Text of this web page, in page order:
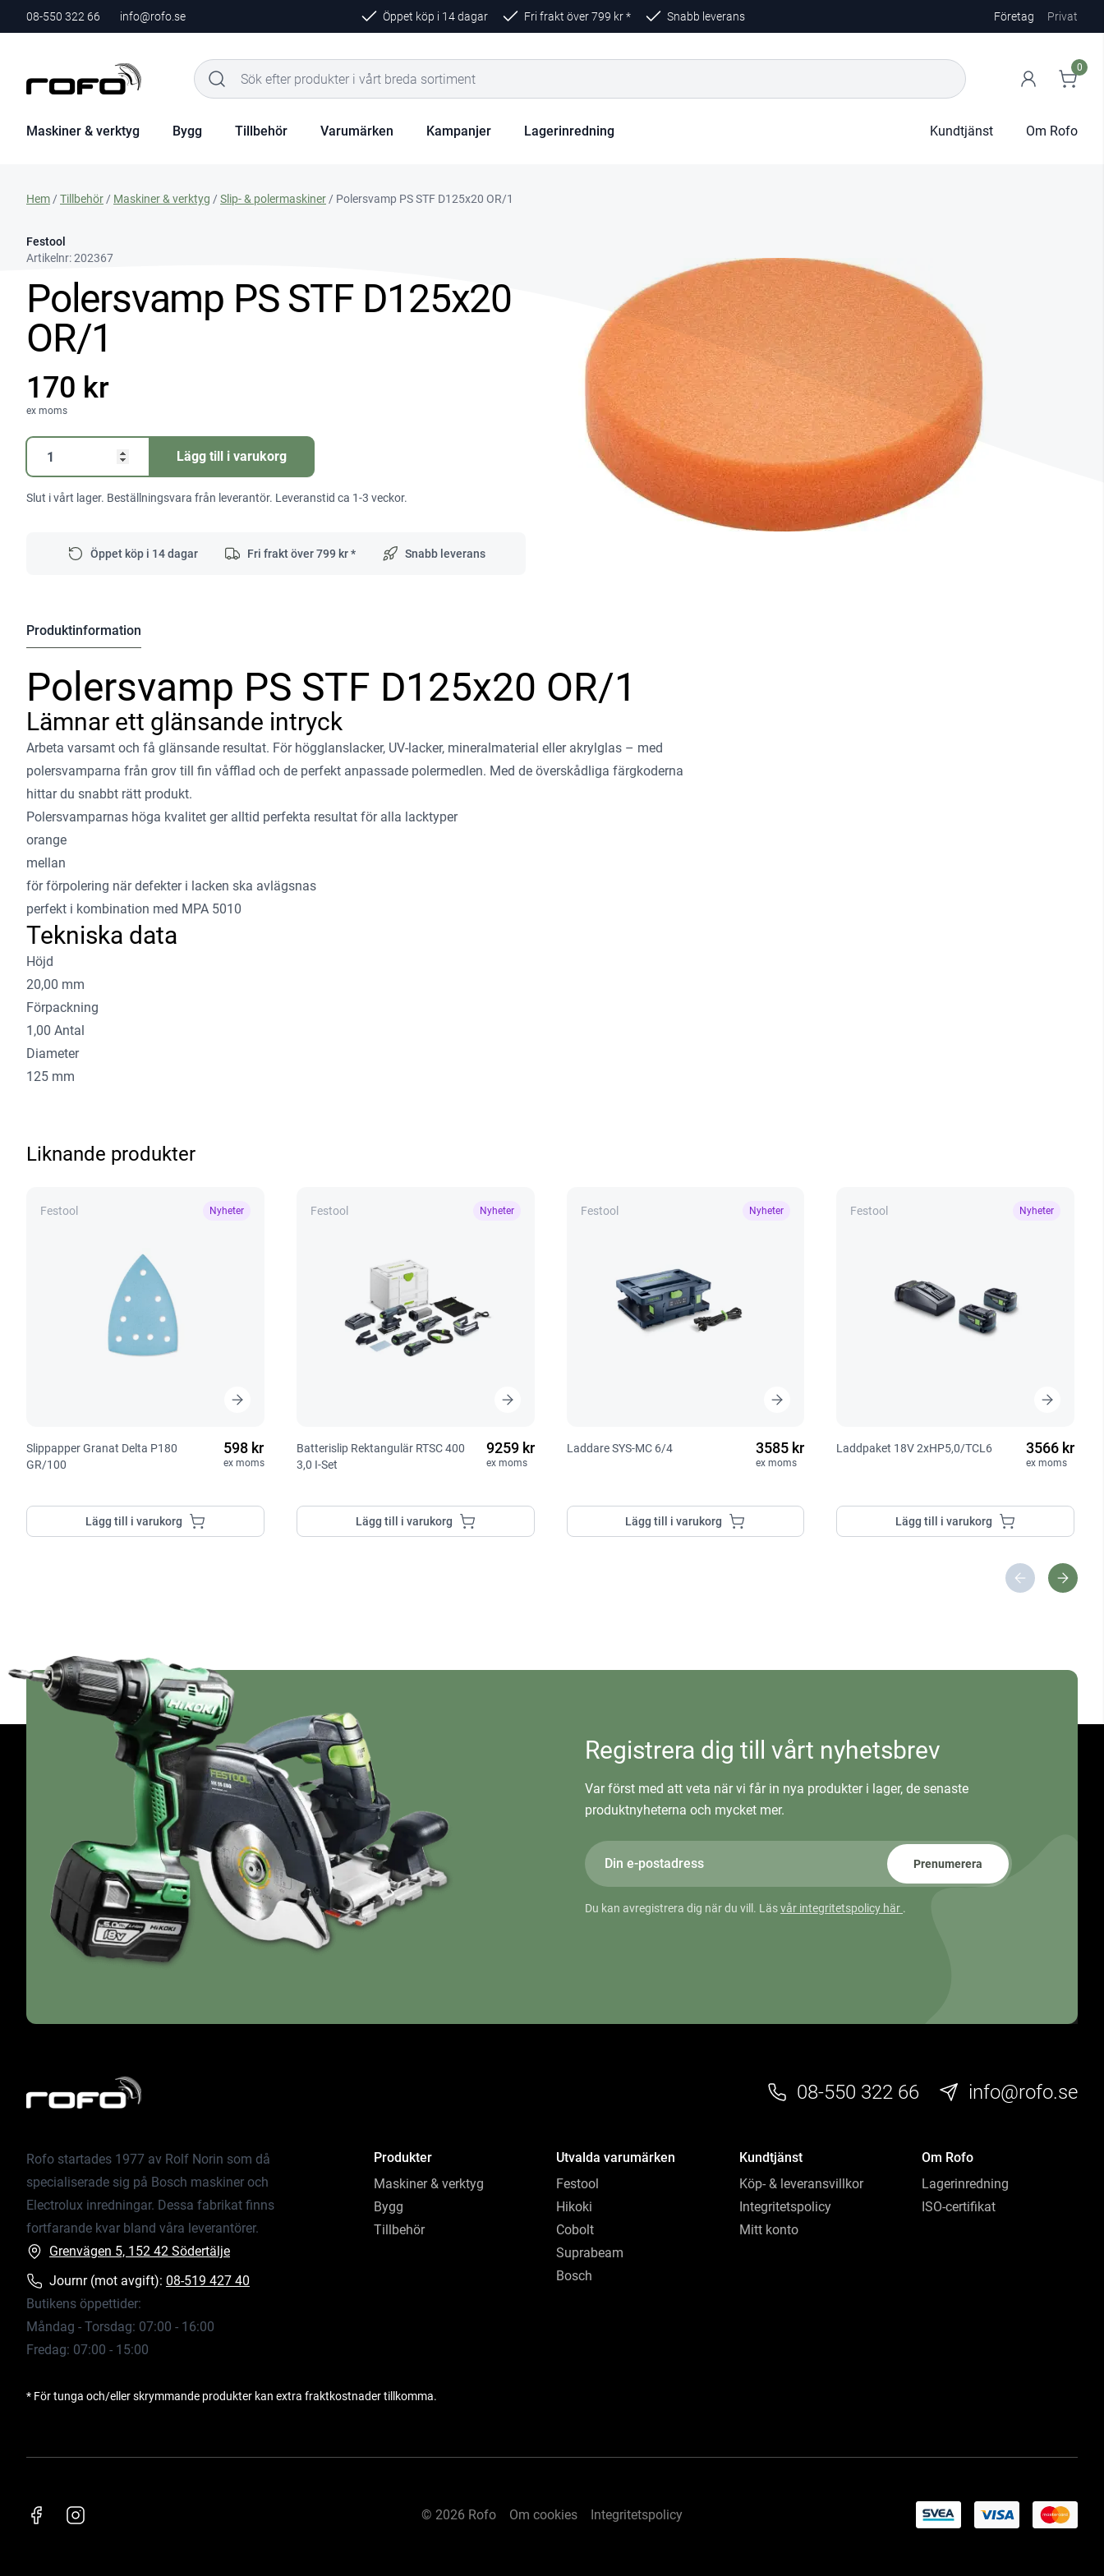
08-550 322 66 info@rofo.se Öppet köp i 14 dagar Fri frakt över799 kr * Snabb leverans Företag Privat
0
Maskiner & verktyg Bygg Tillbehör Varumärken Kampanjer Lagerinredning Kundtjänst Om Rofo
Hem /Tillbehör / Maskiner & verktyg /Slip- & polermaskiner / Polersvamp PS STF D125x20 OR/1
Festool
Artikelnr:202367
Polersvamp PS STF D125x20
OR/1
170 kr
ex moms
Polersvamp
D125x20
Lägg till i varukorg
Slut i vårt lager. Beställningsvara från leverantör. Leveranstid ca 1-3 veckor.
Öppet köp i 14 dagar Fri frakt över799 kr * Snabb leverans
Produktinformation
Polersvamp PS STF D125x20 OR/1
Lämnar ett glänsande intryck
Arbeta varsamt och få glänsande resultat. För högglanslacker, UV-lacker, mineralmaterial eller akrylglas – med
polersvamparna från grov till fin våfflad och de perfekt anpassade polermedlen. Med de överskådliga färgkoderna
hittar du snabbt rätt produkt.
Polersvamparnas höga kvalitet ger alltid perfekta resultat för alla lacktyper
orange
mellan
för förpolering när defekter i lacken ska avlägsnas
perfekt i kombination med MPA 5010
Tekniska data
Höjd
20,00 mm
Förpackning
1,00 Antal
Diameter
125 mm
Liknande produkter
Festool Nyheter
Slippapper Granat Delta P180
GR/100
598 kr
ex moms
Lägg till i varukorg
Festool Nyheter
Batterislip Rektangulär RTSC 400
3,0 I-Set
9259 kr
ex moms
Lägg till i varukorg
Festool Nyheter
Laddare SYS-MC 6/4 3585 kr
ex moms
Lägg till i varukorg
Festool Nyheter
Laddpaket 18V 2xHP5,0/TCL6 3566 kr
ex moms
Lägg till i varukorg
Registrera dig till vårt nyhetsbrev
Var först med att veta när vi får in nya produkter i lager, de senaste
produktnyheterna och mycket mer.
Prenumerera
Du kan avregistrera dig när du vill. Läsvår integritetspolicy här .
08-550 322 66 info@rofo.se
Rofo startades 1977 av Rolf Norin som då
specialiserade sig på Bosch maskiner och
Electrolux inredningar. Dessa fabrikat finns
fortfarande kvar bland våra leverantörer.
Grenvägen 5, 152 42 Södertälje
Journr (mot avgift): 08-519 427 40
Butikens öppettider:
Måndag - Torsdag: 07:00 - 16:00
Fredag: 07:00 - 15:00
Produkter
Maskiner & verktyg
Bygg
Tillbehör
Utvalda varumärken
Festool
Hikoki
Cobolt
Suprabeam
Bosch
Kundtjänst
Köp- & leveransvillkor
Integritetspolicy
Mitt konto
Om Rofo
Lagerinredning
ISO-certifikat
* För tunga och/eller skrymmande produkter kan extra fraktkostnader tillkomma.
© 2026 Rofo Om cookies Integritetspolicy